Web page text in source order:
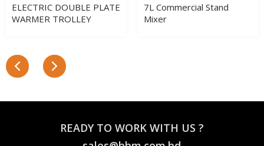
ELECTRIC DOUBLE PLATE
WARMER TROLLEY
7L Commercial Stand
Mixer
READY TO WORK WITH US ?